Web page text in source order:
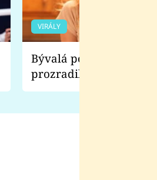
VIRÁLY
Bývalá pornoherečka
prozradila, co ji
natáčení Euforie.